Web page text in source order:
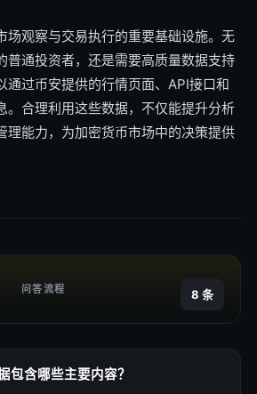
场观察与交易执行的重要基础设施。无
普通投资者，还是需要高质量数据支持
通过币安提供的行情页面、API接口和
。合理利用这些数据，不仅能提升分析
理能力，为加密货币市场中的决策提供
问答流程 8 条
包含哪些主要内容？